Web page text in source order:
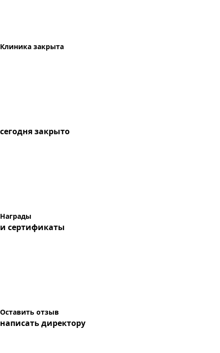
Клиника закрыта
сегоднязакрыто
Награды
и сертификаты
Оставить отзыв
написать директору